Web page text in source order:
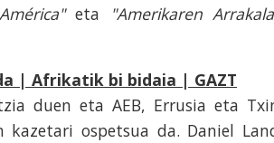
eta
"Amerikaren
| Afrikatik bi bidaia | GAZT
duen eta AEB, Errusia eta
kazetari ospetsua da. Daniel